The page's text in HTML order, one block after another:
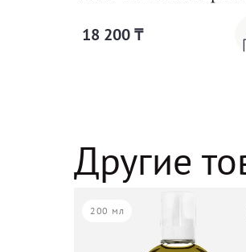
18 200 ₸
Другие
200 мл